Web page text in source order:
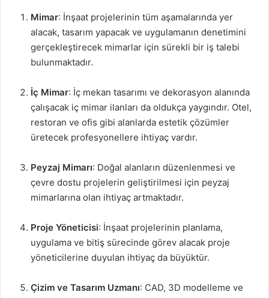
Mimar: İnşaat projelerinin tüm aşamalarında yer
alacak, tasarım yapacak ve uygulamanın denetimini
gerçekleştirecek mimarlar için sürekli bir iş talebi
bulunmaktadır.
İç Mimar: İç mekan tasarımı ve dekorasyon alanında
çalışacak iç mimar ilanları da oldukça yaygındır. Otel,
restoran ve ofis gibi alanlarda estetik çözümler
üretecek profesyonellere ihtiyaç vardır.
Peyzaj Mimarı: Doğal alanların düzenlenmesi ve
çevre dostu projelerin geliştirilmesi için peyzaj
mimarlarına olan ihtiyaç artmaktadır.
Proje Yöneticisi: İnşaat projelerinin planlama,
uygulama ve bitiş sürecinde görev alacak proje
yöneticilerine duyulan ihtiyaç da büyüktür.
Çizim ve Tasarım Uzmanı: CAD, 3D modelleme ve